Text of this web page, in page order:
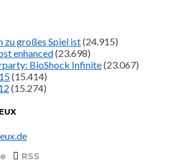
zu großes Spiel ist(24.915)
enhanced(23.698)
BioShock Infinite(23.067)
(15.414)
(15.274)
RSS